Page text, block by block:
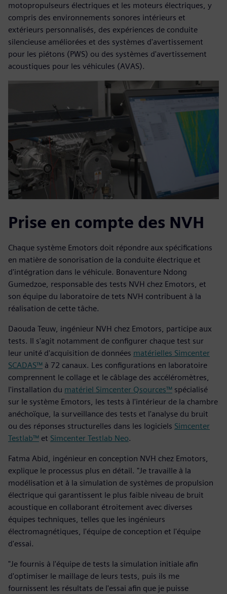
motopropulseurs électriques et les moteurs électriques, y
compris des environnements sonores intérieurs et
extérieurs personnalisés, des expériences de conduite
silencieuse améliorées et des systèmes d'avertissement
pour les piétons (PWS) ou des systèmes d'avertissement
acoustiques pour les véhicules (AVAS).
Prise en compte des NVH
Chaque système Emotors doit répondre aux spécifications
en matière de sonorisation de la conduite électrique et
d'intégration dans le véhicule. Bonaventure Ndong
Gumedzoe, responsable des tests NVH chez Emotors, et
son équipe du laboratoire de tets NVH contribuent à la
réalisation de cette tâche.
Daouda Teuw, ingénieur NVH chez Emotors, participe aux
tests. Il s'agit notamment de configurer chaque test sur
leur unité d'acquisition de données matérielles Simcenter
SCADAS™ à 72 canaux. Les configurations en laboratoire
comprennent le collage et le câblage des accéléromètres,
l'installation du matériel Simcenter Qsources™ spécialisé
sur le système Emotors, les tests à l'intérieur de la chambre
anéchoïque, la surveillance des tests et l'analyse du bruit
ou des réponses structurelles dans les logiciels Simcenter
Testlab™ et Simcenter Testlab Neo.
Fatma Abid, ingénieur en conception NVH chez Emotors,
explique le processus plus en détail. "Je travaille à la
modélisation et à la simulation de systèmes de propulsion
électrique qui garantissent le plus faible niveau de bruit
acoustique en collaborant étroitement avec diverses
équipes techniques, telles que les ingénieurs
électromagnétiques, l'équipe de conception et l'équipe
d'essai.
"Je fournis à l'équipe de tests la simulation initiale afin
d'optimiser le maillage de leurs tests, puis ils me
fournissent les résultats de l'essai afin que je puisse